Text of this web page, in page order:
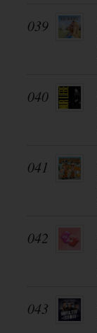
039
040
041
042
043